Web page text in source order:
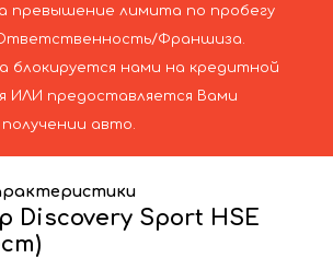
превышение лимита по пробегу
Франшиза.
блокируется нами на кредитной
ИЛИ предоставляется Вами
авто.
Discovery Sport HSE